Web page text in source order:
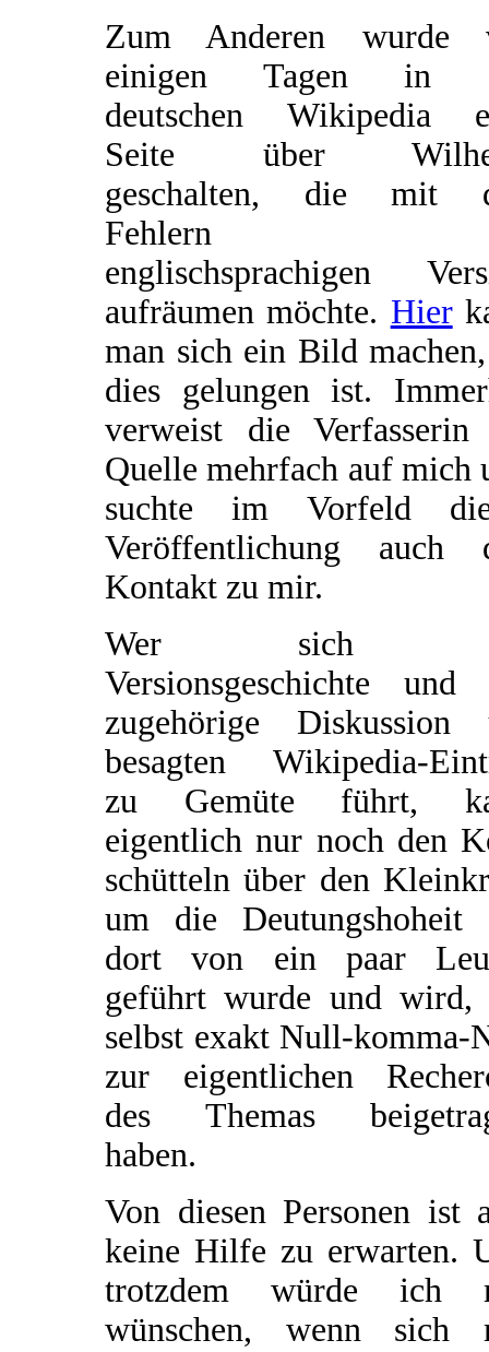
Zum Anderen wurde
einigen Tagen in
deutschen Wikipedia
Seite über
geschalten, die mit
Fehlern
englischsprachigen
aufräumen möchte. Hier
man sich ein Bild
dies gelungen ist.
verweist die Verfasserin
Quelle mehrfach auf mich
suchte im Vorfeld
Veröffentlichung auch
Kontakt zu mir.
Wer sich
Versionsgeschichte und
zugehörige Diskussion
besagten Wikipedia-
zu Gemüte führt,
eigentlich nur noch den
schütteln über den
um die Deutungshoheit
dort von ein paar
geführt wurde und wird,
selbst exakt Null-komma-
zur eigentlichen
des Themas
haben.
Von diesen Personen ist
keine Hilfe zu erwarten.
trotzdem würde ich
wünschen, wenn sich